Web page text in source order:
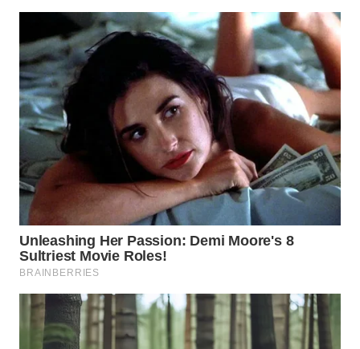
WN
DEPOK
WN
TAPANULI
UTARA
WN
SAMOSIR
WN
PADANG
LAWAS
WN
SUMEDANG